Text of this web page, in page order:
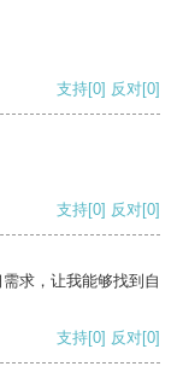
支持[0] 反对[0]
支持[0] 反对[0]
求，让我能够找到自
支持[0] 反对[0]